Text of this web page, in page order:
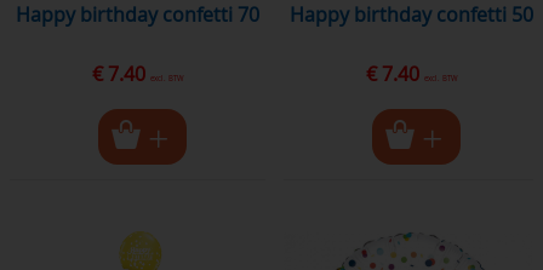
happy birthday confetti 70
€ 7.40 excl. BTW
happy birthday confetti 50
€ 7.40 excl. BTW